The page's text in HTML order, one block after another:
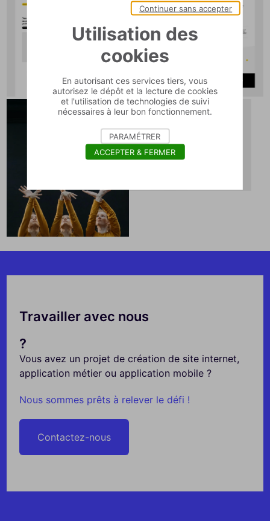
Travailler avec nous
?
Vous avez un projet de création de site internet,
application métier ou application mobile ?
Nous sommes prêts à relever le défi !
Contactez-nous
Utilisation des
cookies
En autorisant ces services tiers, vous
autorisez le dépôt et la lecture de cookies
et l'utilisation de technologies de suivi
nécessaires à leur bon fonctionnement.
Continuer sans accepter
PARAMÉTRER
ACCEPTER & FERMER